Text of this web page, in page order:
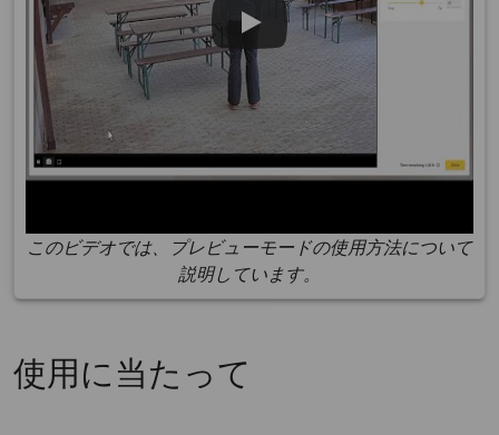
このビデオでは、プレビューモードの使用方法について
説明しています。
使用に当たって